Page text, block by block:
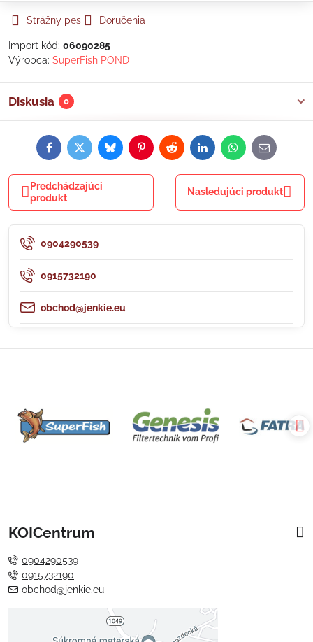
Strážny pes Doručenia
Import kód: 06090285
Výrobca: SuperFish POND
Diskusia 0
FacebookTwitterBlueskyPinterestRedditLinkedInWhatsApp
E-
mail
Predchádzajúci
produkt
Nasledujúci produkt
0904290539
0915732190
obchod@jenkie.eu
KOICentrum
0904290539
0915732190
obchod@jenkie.eu